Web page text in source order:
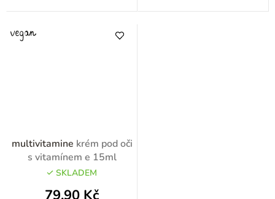
multivitamine krém pod oči
s vitamínem e 15ml
SKLADEM
79,90 Kč